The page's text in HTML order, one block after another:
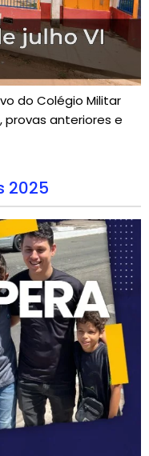
do Colégio Militar
provas anteriores e
2025